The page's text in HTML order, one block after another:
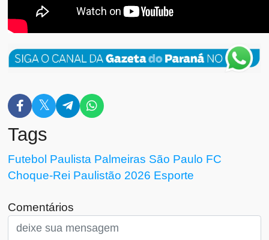
Tags
Futebol Paulista Palmeiras São Paulo FC
Choque-Rei Paulistão 2026 Esporte
Comentários